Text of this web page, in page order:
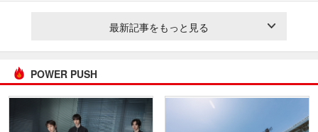
最新記事をもっと見る
POWER PUSH